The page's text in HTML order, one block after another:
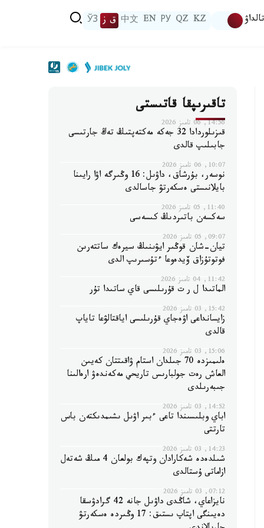
تالداۋ KZ
QZ
РУ
EN
中文 ق ز ЎЗ
تاقىرىپقا قاتىستى
14:56, 06 تامىز 2026
قىزىلوردادا 32 جەكە مەكتەپتىڭ تەڭ جارتىسى
جابىلىپ قالدى
10:07, 06 تامىز 2026
نوسەر، بۇرشاق، داۋىل: 16 وڭىرگە اۋا رايىنا
بايلانىستى ەسكەرتۋ جاسالدى
11:40, 05 تامىز 2026
سەكسەن باتىردىڭ كىسەسى
09:07, 05 تامىز 2026
تيان-شان قوڭىر ايۋىنىڭ سيرەك ساتتەرىن
فوتوتۇزاق ۆيدەوعا ءتۇسىرىپ الدى
11:42, 04 تامىز 2026
الماتىدا ل ر ت قۇرىلىسى قاي ساتىدا تۇر
15:42, 03 تامىز 2026
زايسانداعى اۋەجاي قۇرىلىسى اياقتالۋعا تاياپ
قالدى
15:06, 03 تامىز 2026
ەلىمىزدە 70 جىلدان استام ۋاقىتتان كەيىن
العاش رەت جولبارىس تاريحي مەكەندەۋ ارەالىنا
جىبەرىلدى
14:52, 03 تامىز 2026
اباي وبلىسىندا تاعى ءبىر اۋىل ىشىمدىكتەن باس
تارتتى
14:23, 03 تامىز 2026
شىلدەدە شەكارادان وتپەك بولعان 4 مىڭ شەتەل
ازاماتى ۇستالدى
07:12, 03 تامىز 2026
نايزاعاي، شاڭدى داۋىل جانە 42 گرادۋسقا
دەيىنگى اپتاپ ىستىق: 17 وڭىردە ەسكەرتۋ